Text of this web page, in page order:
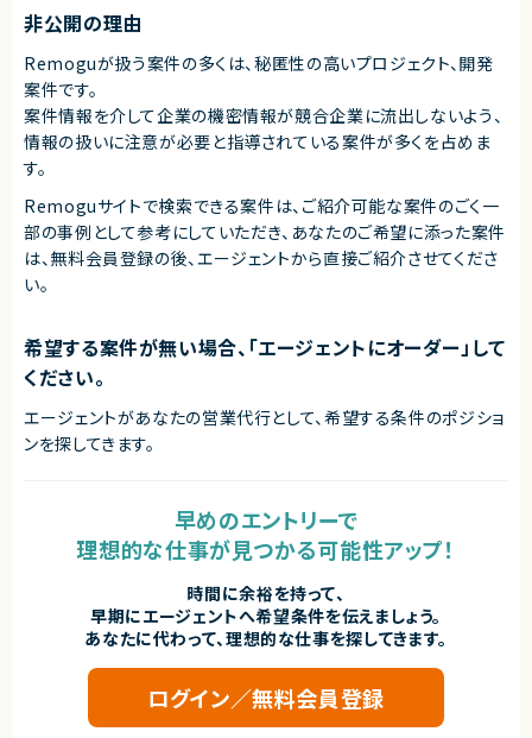
・スクレイピングの開発経験半年以上
・開発メンバーのマネージメント経験
・大規模バッチ処理の開発経験
・稼働中サービスの保守開発経験
契約形態
業務委託(準委任契約)
契約元
株式会社LASSIC
エージェントから
★ゆくゆく正社員というキャリアの可能性があるお客様です。
★ご希望によりチーム管理などマネジメントのキャリアを積むことも可能。
★Xでは毎日数100件プロダクトに関するポストがあるので、自分が関わる
サービスへのダイレクトな反応を見ることができます。
非公開の理由
Remoguが扱う案件の多くは、秘匿性の高いプロジェクト、開発
案件です。
案件情報を介して企業の機密情報が競合企業に流出しないよう、
情報の扱いに注意が必要と指導されている案件が多くを占めま
す。
Remoguサイトで検索できる案件は、ご紹介可能な案件のごく一
部の事例として参考にしていただき、 あなたのご希望に添った案件
は、無料会員登録の後、エージェントから直接ご紹介させてくださ
い。
希望する案件が無い場合、「エージェントにオーダー」して
ください。
エージェントがあなたの営業代行として、希望する条件のポジショ
ンを探してきます。
早めのエントリーで
理想的な仕事が見つかる可能性アップ！
時間に余裕を持って、
早期にエージェントへ希望条件を伝えましょう。
あなたに代わって、理想的な仕事を探してきます。
ログイン／無料会員登録